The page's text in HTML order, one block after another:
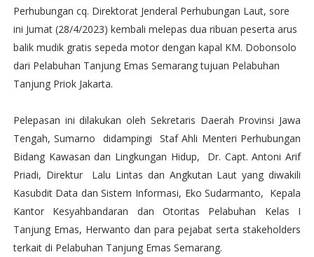
Perhubungan cq. Direktorat Jenderal Perhubungan Laut, sore
ini Jumat (28/4/2023) kembali melepas dua ribuan peserta arus
balik mudik gratis sepeda motor dengan kapal KM. Dobonsolo
dari Pelabuhan Tanjung Emas Semarang tujuan Pelabuhan
Tanjung Priok Jakarta.
Pelepasan ini dilakukan oleh Sekretaris Daerah Provinsi Jawa
Tengah, Sumarno didampingi Staf Ahli Menteri Perhubungan
Bidang Kawasan dan Lingkungan Hidup, Dr. Capt. Antoni Arif
Priadi, Direktur Lalu Lintas dan Angkutan Laut yang diwakili
Kasubdit Data dan Sistem Informasi, Eko Sudarmanto, Kepala
Kantor Kesyahbandaran dan Otoritas Pelabuhan Kelas I
Tanjung Emas, Herwanto dan para pejabat serta stakeholders
terkait di Pelabuhan Tanjung Emas Semarang.